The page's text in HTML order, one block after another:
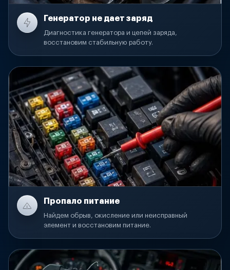
Генератор не дает заряд
Диагностика генератора и цепей заряда,
восстановим стабильную работу.
Пропало питание
Найдем обрыв, окисление или неисправный
элемент и восстановим питание.